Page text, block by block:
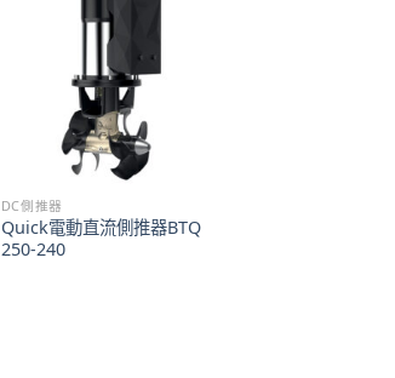
DC側推器
Quick電動直流側推器BTQ
250-240